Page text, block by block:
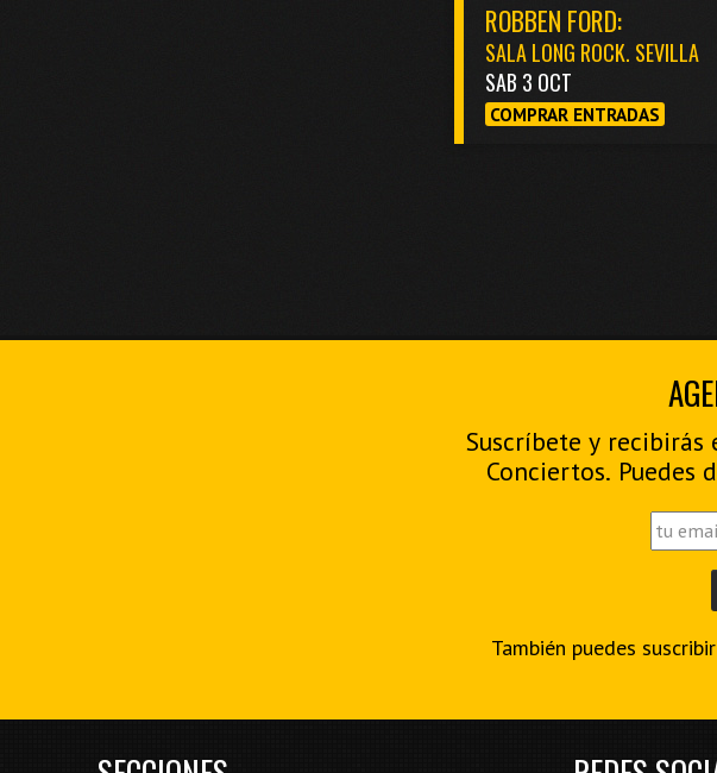
ROBBEN FORD:
SALA LONG ROCK. SEVILLA
SAB 3 OCT
COMPRAR ENTRADAS
Suscríbete y
Conciertos. Puedes
También puedes